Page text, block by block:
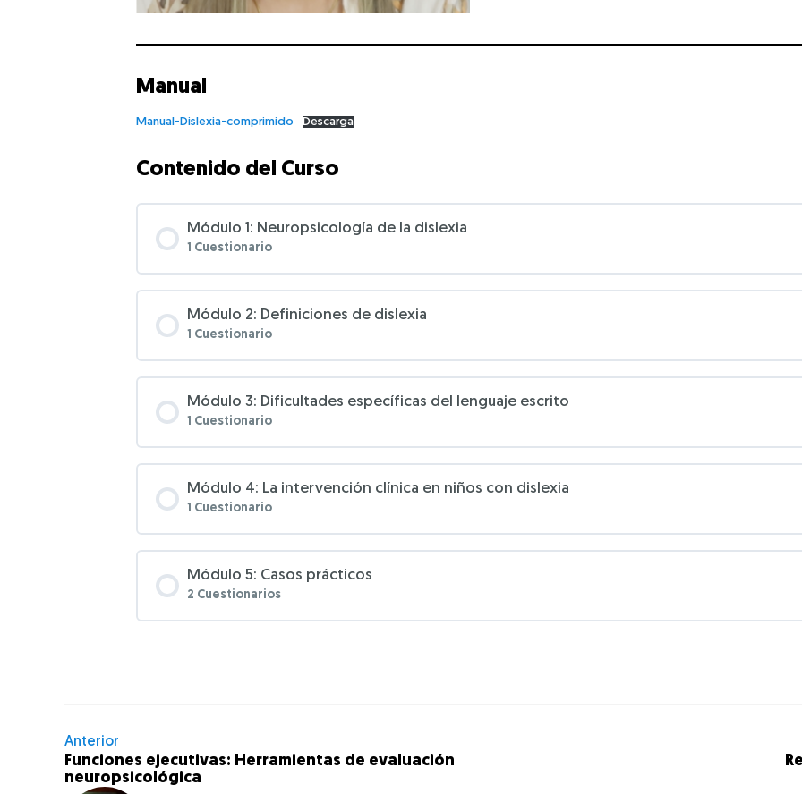
Manual
Manual-Dislexia-comprimido Descarga
Contenido del Curso
Módulo 1: Neuropsicología de la dislexia
1 Cuestionario
Evaluación módulo 1
Módulo 2: Definiciones de dislexia
1 Cuestionario
Evaluación módulo 2
Módulo 3: Dificultades específicas del lenguaje escrito
1 Cuestionario
Evaluación módulo 3
Módulo 4: La intervención clínica en niños con dislexia
1 Cuestionario
Evaluación módulo 4
Módulo 5: Casos prácticos
2 Cuestionarios
Caso práctico 2
Anterior
Funciones ejecutivas: Herramientas de evaluación
neuropsicológica